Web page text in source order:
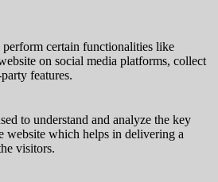
certain functionalities like
on social media platforms, collect
features.
to understand and analyze the key
website which helps in delivering a
visitors.